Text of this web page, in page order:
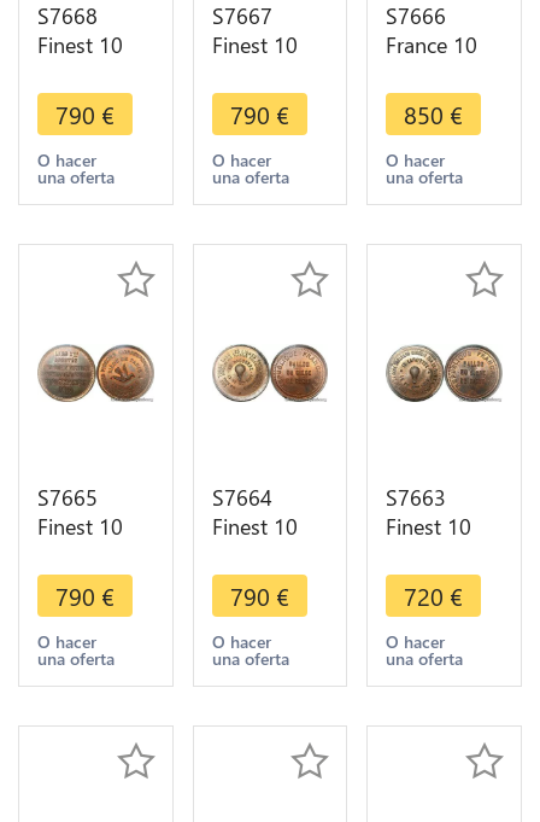
S7668
Finest 10
Balloon
Essai Siège
Paris
Wallace
MS65 GEM
790 €
O hacer
una oferta
S7667
Finest 10
Essai Siège
Paris
Washington
1870 PCGS
790 €
O hacer
una oferta
S7666
France 10
Balloon
Essai Siège
Paris
Guttenberg
MS65+
850 €
O hacer
una oferta
S7665
Finest 10
Balloon
Essai Siège
Paris Flor-
863 1870
GEM
790 €
O hacer
una oferta
S7664
Finest 10
Balloon
Essai Siège
Paris
Daguee
MS65 GEM
790 €
O hacer
una oferta
S7663
Finest 10
Essai Siège
Paris
Lafayette
1870 PCGS
720 €
O hacer
una oferta